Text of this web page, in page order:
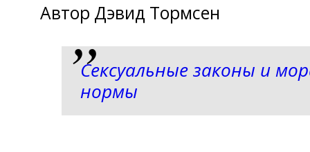
Автор Дэвид Тормсен
Сексуальные законы и
нормы